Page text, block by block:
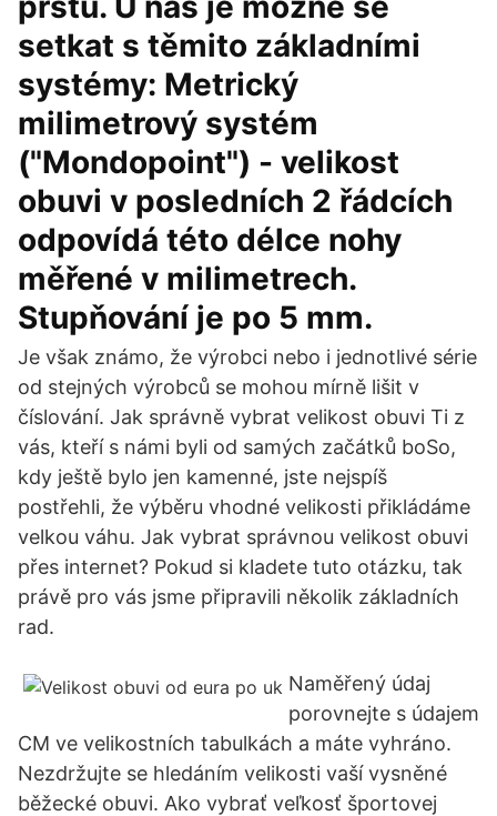
setkat s těmito základními
systémy: Metrický
milimetrový systém
("Mondopoint") - velikost
obuvi v posledních 2 řádcích
odpovídá této délce nohy
měřené v milimetrech.
Stupňování je po 5 mm.
Je však známo, že výrobci nebo i jednotlivé série
od stejných výrobců se mohou mírně lišit v
číslování. Jak správně vybrat velikost obuvi Ti z
vás, kteří s námi byli od samých začátků boSo,
kdy ještě bylo jen kamenné, jste nejspíš
postřehli, že výběru vhodné velikosti přikládáme
velkou váhu. Jak vybrat správnou velikost obuvi
přes internet? Pokud si kladete tuto otázku, tak
právě pro vás jsme připravili několik základních
rad.
Naměřený údaj
porovnejte s údajem
CM ve velikostních tabulkách a máte vyhráno.
Nezdržujte se hledáním velikosti vaší vysněné
běžecké obuvi. Ako vybrať veľkosť športovej